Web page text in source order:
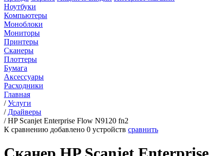
Ноутбуки
Компьютеры
Моноблоки
Мониторы
Принтеры
Сканеры
Плоттеры
Бумага
Аксессуары
Расходники
Главная
/Услуги
/ Драйверы
/HP Scanjet Enterprise Flow N9120 fn2
К сравнению добавлено 0 устройств сравнить